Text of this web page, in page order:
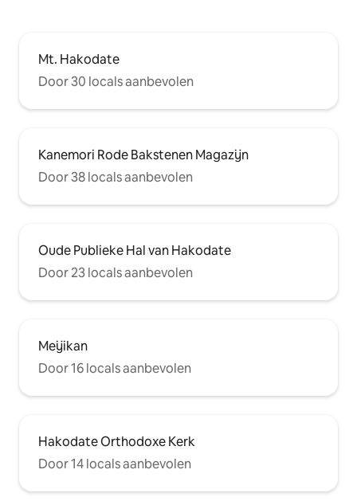
Mt. Hakodate
Door 30 locals aanbevolen
Kanemori Rode Bakstenen Magazijn
Door 38 locals aanbevolen
Oude Publieke Hal van Hakodate
Door 23 locals aanbevolen
Meijikan
Door 16 locals aanbevolen
Hakodate Orthodoxe Kerk
Door 14 locals aanbevolen